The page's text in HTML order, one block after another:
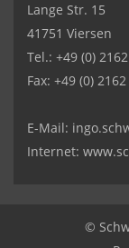
Lange Str. 15
41751 Viersen
Tel.: +49 (0)
Fax: +49 (0)
E-Mail:
Internet:
©